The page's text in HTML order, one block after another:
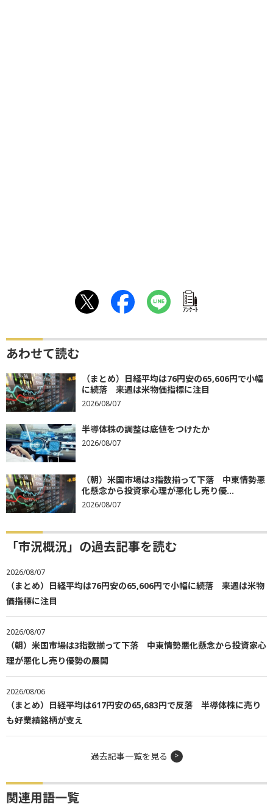
ｱﾝｹｰﾄ
あわせて読む
（まとめ）日経平均は76円安の65,606円で小幅
に続落 来週は米物価指標に注目
2026/08/07
半導体株の調整は底値をつけたか
2026/08/07
（朝）米国市場は3指数揃って下落 中東情勢悪
化懸念から投資家心理が悪化し売り優...
2026/08/07
「市況概況」の過去記事を読む
2026/08/07
（まとめ）日経平均は76円安の65,606円で小幅に続落 来週は米物
価指標に注目
2026/08/07
（朝）米国市場は3指数揃って下落 中東情勢悪化懸念から投資家心
理が悪化し売り優勢の展開
2026/08/06
（まとめ）日経平均は617円安の65,683円で反落 半導体株に売り
も好業績銘柄が支え
過去記事一覧を見る
関連用語一覧